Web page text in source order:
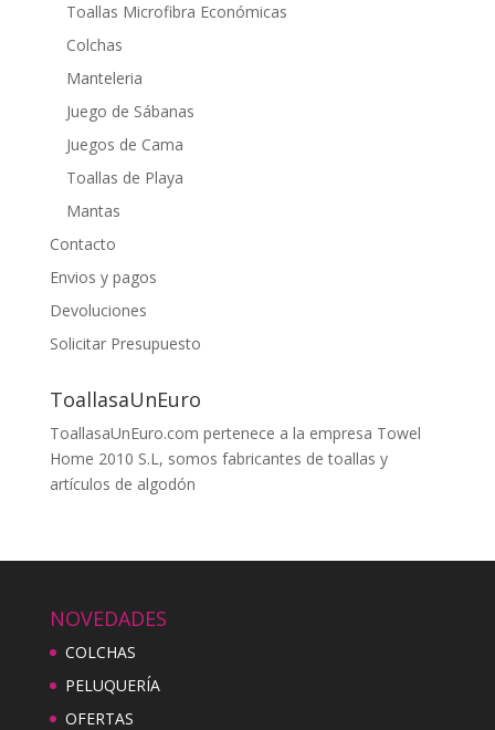
Toallas Microfibra Económicas
Colchas
Manteleria
Juego de Sábanas
Juegos de Cama
Toallas de Playa
Mantas
Contacto
Envios y pagos
Devoluciones
Solicitar Presupuesto
ToallasaUnEuro
ToallasaUnEuro.com pertenece a la empresa Towel
Home 2010 S.L, somos fabricantes de toallas y
artículos de algodón
NOVEDADES
COLCHAS
PELUQUERÍA
OFERTAS